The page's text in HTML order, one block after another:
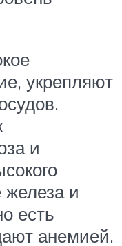
укрепляют
и
железа и
есть
анемией.